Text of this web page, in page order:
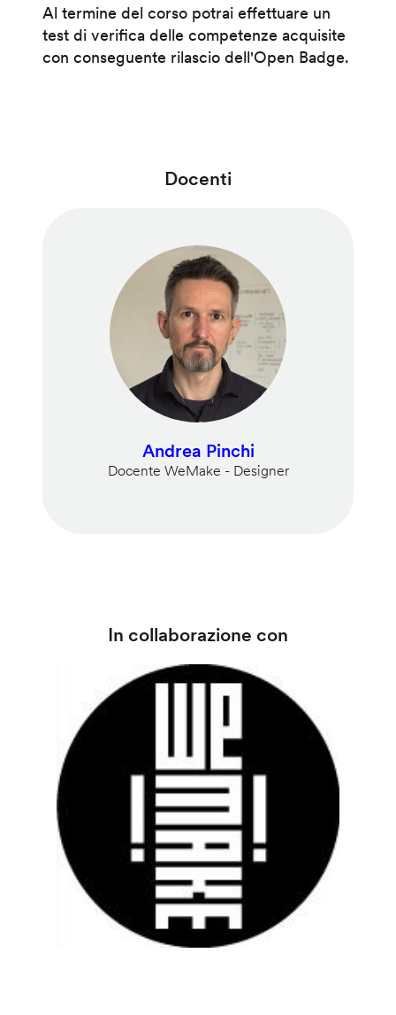
Al termine del corso potrai effettuare un
test di verifica delle competenze acquisite
con conseguente rilascio dell'Open Badge.
Docenti
Andrea Pinchi
Docente WeMake - Designer
In collaborazione con